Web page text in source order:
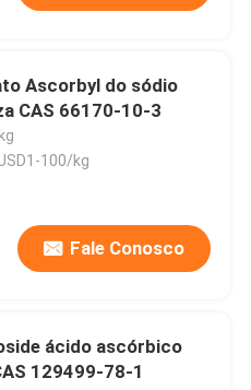
Ascorbyl do sódio
CAS 66170-10-3
100/kg
Fale Conosco
ácido ascórbico
129499-78-1